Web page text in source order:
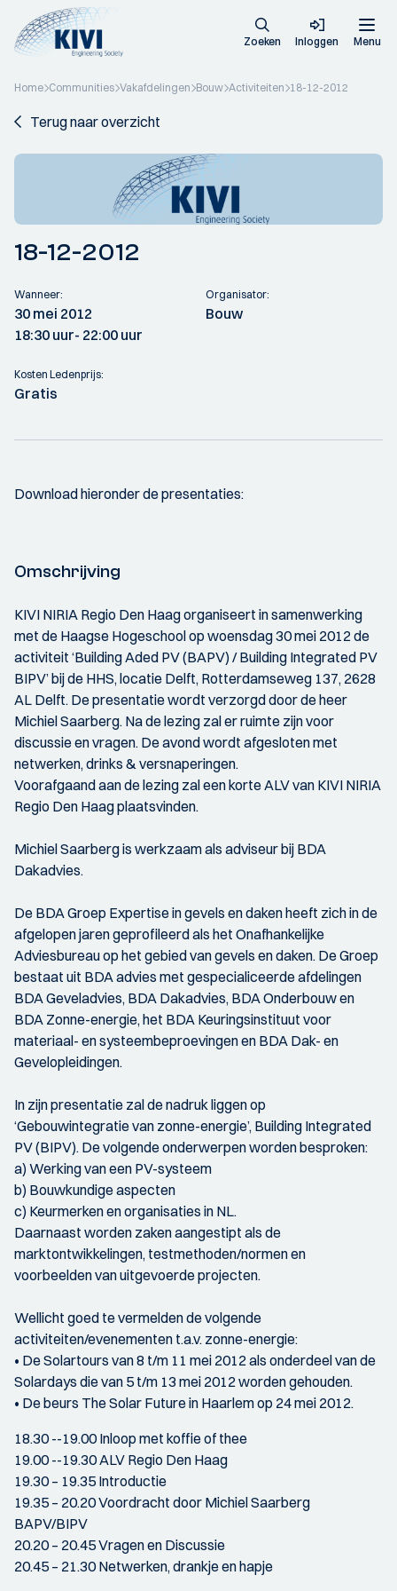
Zoeken Inloggen Menu
Home Communities Vakafdelingen Bouw Activiteiten 18-12-2012
Terug naar overzicht
18-12-2012
Wanneer:
30 mei 2012
18:30 uur- 22:00 uur
Organisator:
Bouw
Kosten Ledenprijs:
Gratis
Download hieronder de presentaties:
Omschrijving
KIVI NIRIA Regio Den Haag organiseert in samenwerking
met de Haagse Hogeschool op woensdag 30 mei 2012 de
activiteit ‘Building Aded PV (BAPV) / Building Integrated PV
BIPV’ bij de HHS, locatie Delft, Rotterdamseweg 137, 2628
AL Delft. De presentatie wordt verzorgd door de heer
Michiel Saarberg. Na de lezing zal er ruimte zijn voor
discussie en vragen. De avond wordt afgesloten met
netwerken, drinks & versnaperingen.
Voorafgaand aan de lezing zal een korte ALV van KIVI NIRIA
Regio Den Haag plaatsvinden.
Michiel Saarberg is werkzaam als adviseur bij BDA
Dakadvies.
De BDA Groep Expertise in gevels en daken heeft zich in de
afgelopen jaren geprofileerd als het Onafhankelijke
Adviesbureau op het gebied van gevels en daken. De Groep
bestaat uit BDA advies met gespecialiceerde afdelingen
BDA Geveladvies, BDA Dakadvies, BDA Onderbouw en
BDA Zonne-energie, het BDA Keuringsinstituut voor
materiaal- en systeembeproevingen en BDA Dak- en
Gevelopleidingen.
In zijn presentatie zal de nadruk liggen op
‘Gebouwintegratie van zonne-energie’, Building Integrated
PV (BIPV). De volgende onderwerpen worden besproken:
a) Werking van een PV-systeem
b) Bouwkundige aspecten
c) Keurmerken en organisaties in NL.
Daarnaast worden zaken aangestipt als de
marktontwikkelingen, testmethoden/normen en
voorbeelden van uitgevoerde projecten.
Wellicht goed te vermelden de volgende
activiteiten/evenementen t.a.v. zonne-energie:
• De Solartours van 8 t/m 11 mei 2012 als onderdeel van de
Solardays die van 5 t/m 13 mei 2012 worden gehouden.
• De beurs The Solar Future in Haarlem op 24 mei 2012.
18.30 --19.00 Inloop met koffie of thee
19.00 --19.30 ALV Regio Den Haag
19.30 – 19.35 Introductie
19.35 – 20.20 Voordracht door Michiel Saarberg
BAPV/BIPV
20.20 – 20.45 Vragen en Discussie
20.45 – 21.30 Netwerken, drankje en hapje